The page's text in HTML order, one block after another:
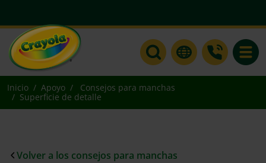
Inicio Apoyo
Consejos para manchas
Superficie de detalle
Volver a los consejos para manchas